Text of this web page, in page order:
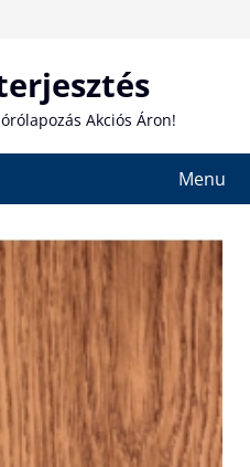
Akciós Áron!
Menu